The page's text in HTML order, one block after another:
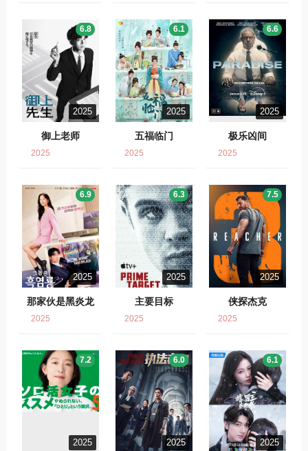
2025
御上老师
6.8
2025
2025
五福临门
6.1
2025
2025
极乐凶间
6.6
2025
2025
那家伙是黑炎龙
6.9
2025
2025
主要目标
6.3
2025
2025
侠探杰克
7.5
2025
2025
7.2
2025
6.0
2025
6.1